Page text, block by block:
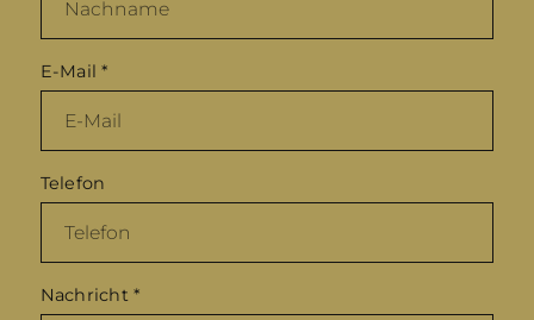
E-Mail*
Telefon
Nachricht*